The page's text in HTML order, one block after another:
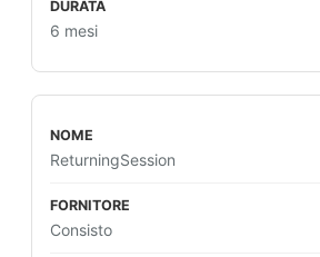
6 mesi
ReturningSession
Consisto